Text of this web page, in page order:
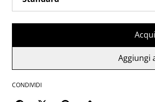
Aggiungi
CONDIVIDI